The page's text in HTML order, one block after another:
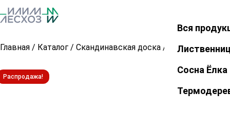
Закрыть
Вся
Сосна Ёлка
Главная / Каталог / Скандинавская доска /
Распродажа!